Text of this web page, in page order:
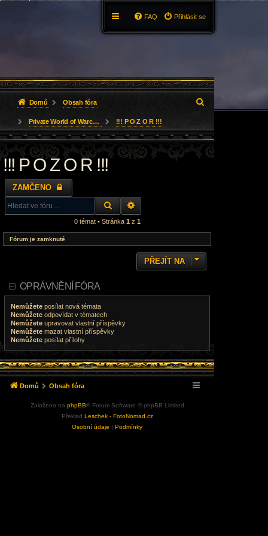
Přihlásit se
FAQ
Domů Obsah fóra
Private World of Warcraft server Vendetta (Czech section): !!! P O Z O R !!!
e
d
!!! P O Z O R !!!
ZAMČENO
HLEDAT
0 témat • Stránka 1 z 1
Fórum je zamknuté
PŘEJÍT NA
OPRÁVNĚNÍ FÓRA
Nemůžete posílat nová témata
Nemůžete odpovídat v tématech
Nemůžete upravovat vlastní příspěvky
Nemůžete mazat vlastní příspěvky
Nemůžete posílat přílohy
Domů Obsah fóra
Založeno na phpBB® Forum Software © phpBB Limited
Překlad Leschek - FotoNomad.cz
Osobní údaje |Podmínky